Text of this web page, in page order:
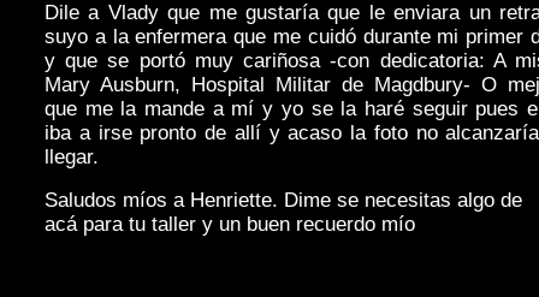
Dile a Vlady que me gustaría que le enviara un
suyo a la enfermera que me cuidó durante mi primer
y que se portó muy cariñosa -con dedicatoria: A
Mary Ausburn, Hospital Militar de Magdbury- O
que me la mande a mí y yo se la haré seguir pues
iba a irse pronto de allí y acaso la foto no
llegar.
Saludos míos a Henriette. Dime se necesitas algo de
acá para tu taller y un buen recuerdo mío